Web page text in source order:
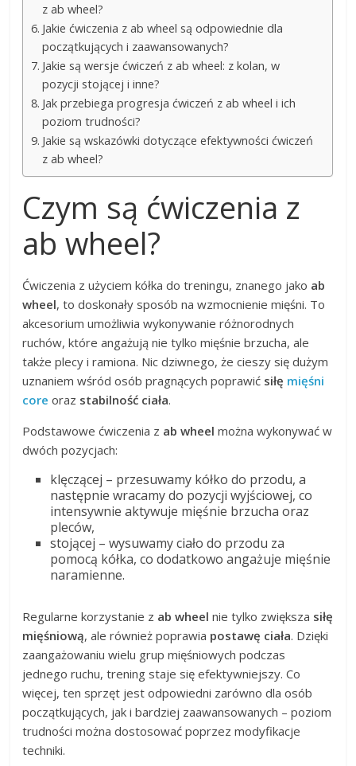
z ab wheel?
Jakie ćwiczenia z ab wheel są odpowiednie dla
początkujących i zaawansowanych?
Jakie są wersje ćwiczeń z ab wheel: z kolan, w
pozycji stojącej i inne?
Jak przebiega progresja ćwiczeń z ab wheel i ich
poziom trudności?
Jakie są wskazówki dotyczące efektywności ćwiczeń
z ab wheel?
Czym są ćwiczenia z
ab wheel?
Ćwiczenia z użyciem kółka do treningu, znanego jako ab
wheel, to doskonały sposób na wzmocnienie mięśni. To
akcesorium umożliwia wykonywanie różnorodnych
ruchów, które angażują nie tylko mięśnie brzucha, ale
także plecy i ramiona. Nic dziwnego, że cieszy się dużym
uznaniem wśród osób pragnących poprawić siłę mięśni
core oraz stabilność ciała.
Podstawowe ćwiczenia z ab wheel można wykonywać w
dwóch pozycjach:
klęczącej – przesuwamy kółko do przodu, a
następnie wracamy do pozycji wyjściowej, co
intensywnie aktywuje mięśnie brzucha oraz
pleców,
stojącej – wysuwamy ciało do przodu za
pomocą kółka, co dodatkowo angażuje mięśnie
naramienne.
Regularne korzystanie z ab wheel nie tylko zwiększa siłę
mięśniową, ale również poprawia postawę ciała. Dzięki
zaangażowaniu wielu grup mięśniowych podczas
jednego ruchu, trening staje się efektywniejszy. Co
więcej, ten sprzęt jest odpowiedni zarówno dla osób
początkujących, jak i bardziej zaawansowanych – poziom
trudności można dostosować poprzez modyfikacje
techniki.